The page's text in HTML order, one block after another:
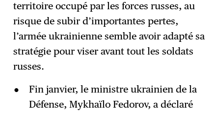
territoire occupé par les forces russes, au
risque de subir d’importantes pertes,
l’armée ukrainienne semble avoir adapté sa
stratégie pour viser avant tout les soldats
russes.
Fin janvier, le ministre ukrainien de la
Défense, Mykhaïlo Fedorov, a déclaré